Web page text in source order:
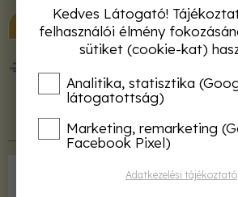
KOSÁRBA
Termékleírás
MATE
Kedves Látogató!
felhasználói élmény
sütiket (cookie-kat)
Analitika, statisztika
látogatottság)
Marketing, remarketing
Facebook Pixel)
Adatkezelési tájékoztató